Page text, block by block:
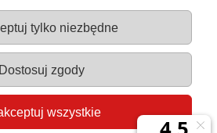
Gastro-Pol
Moje konto
Pomoc
tylko niezbędne
Dostosuj zgody
wszystkie